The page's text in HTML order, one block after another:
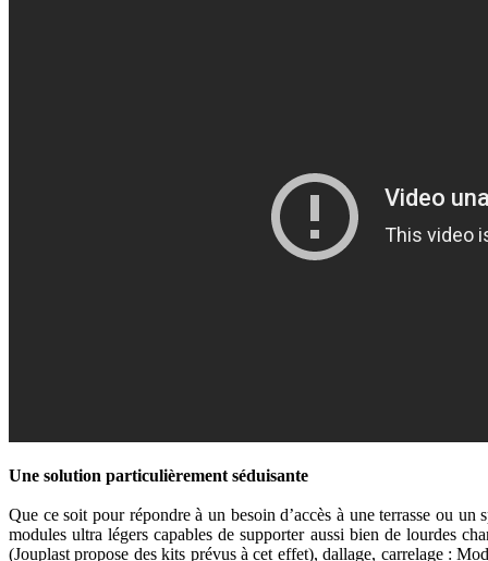
Une solution particulièrement séduisante
Que ce soit pour répondre à un besoin d’accès à une terrasse ou
modules ultra légers capables de supporter aussi bien de lourdes
(Jouplast propose des kits prévus à cet effet), dallage, carrelage :